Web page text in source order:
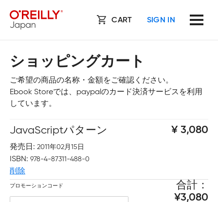
CART SIGN IN
ショッピングカート
ご希望の商品の名称・金額をご確認ください。
Ebook Storeでは、paypalのカード決済サービスを利用
しています。
JavaScriptパターン
発売日 2011年02月15日
ISBN 978-4-87311-488-0
削除
3,080
プロモーションコード
合計
3,080